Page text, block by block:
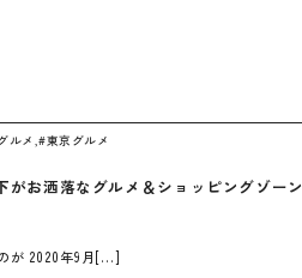
ルメ ,#東京グルメ
がお洒落なグルメ＆ショッピングゾーン
が 2020年9月[…]